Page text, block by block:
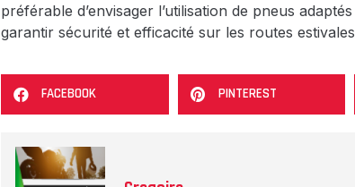
préférable d’envisager l’utilisation de pneus
garantir sécurité et efficacité sur les routes
FACEBOOK PINTEREST